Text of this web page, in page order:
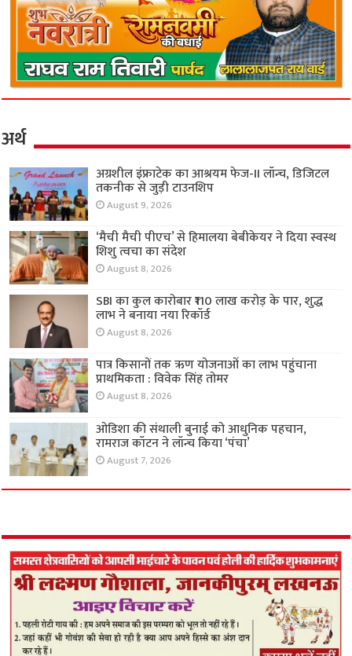
अर्थ
अग्रशील इंफ्राटेक का आश्रयम फेज-II लॉन्च, डिजिटल
तकनीक से जुड़ी टाउनशिप
August 9, 2026
‘मैची मैची पीएच’ से हिमालया बेबीकेयर ने दिया स्वस्थ
शिशु त्वचा का संदेश
August 8, 2026
SBI का कुल कारोबार ₹110 लाख करोड़ के पार, शुद्ध
लाभ ने बनाया नया रिकॉर्ड
August 8, 2026
पात्र किसानों तक ऋण योजनाओं का लाभ पहुंचाना
प्राथमिकता : विवेक सिंह तोमर
August 8, 2026
ओडिशा की संथाली बुनाई को आधुनिक पहचान,
रामराज कॉटन ने लॉन्च किया ‘पंचा’
August 7, 2026